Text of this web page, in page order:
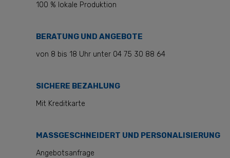
100 % lokale Produktion
BERATUNG UND ANGEBOTE
von 8 bis 18 Uhr unter 04 75 30 88 64
SICHERE BEZAHLUNG
Mit Kreditkarte
MASSGESCHNEIDERT UND PERSONALISIERUNG
Angebotsanfrage